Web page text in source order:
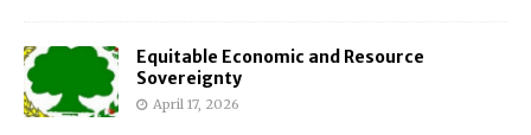
Equitable Economic and Resource
Sovereignty
April 17, 2026